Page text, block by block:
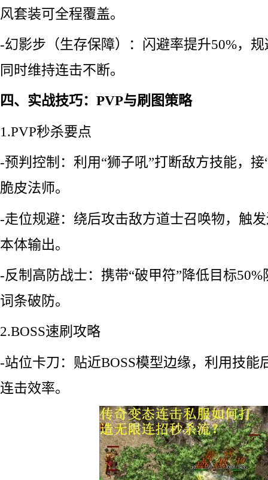
风套装可全程覆盖。
-幻影步（生存保障）：闪避率提升50%，规
同时维持连击不断。
四、实战技巧：PVP与刷图策略
1.PVP秒杀要点
-预判控制：利用“狮子吼”打断敌方技能，
脆皮法师。
-走位规避：绕后攻击敌方道士召唤物，触
本体输出。
-反制高防战士：携带“破甲符”降低目标
词条破防。
2.BOSS速刷攻略
-站位卡刀：贴近BOSS模型边缘，利用技能
连击效率。